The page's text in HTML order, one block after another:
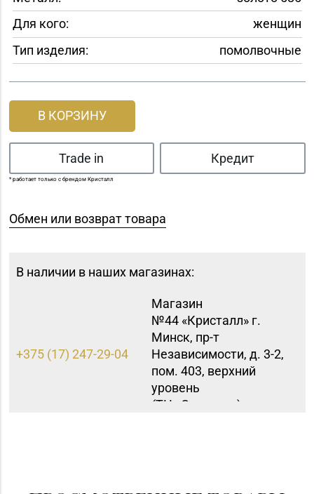
Для кого:
женщин
Тип изделия:
помолвочные
В КОРЗИНУ
Trade in Кредит
* работает только с брендом Кристалл
Обмен или возврат товара
В наличии в наших магазинах:
+375 (17) 247-29-04
Магазин
№44 «Кристалл» г.
Минск, пр-т
Независимости, д. 3-2,
пом. 403, верхний
уровень
(ТЦ «Столица»)